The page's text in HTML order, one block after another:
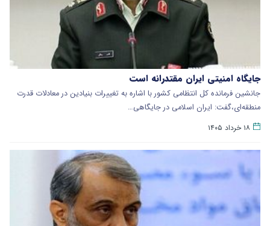
جایگاه امنیتی ایران مقتدرانه است
جانشین فرمانده کل انتظامی کشور با اشاره به تغییرات بنیادین در معادلات قدرت
منطقه‌ای،گفت: ایران اسلامی در جایگاهی…
۱۸ خرداد ۱۴۰۵